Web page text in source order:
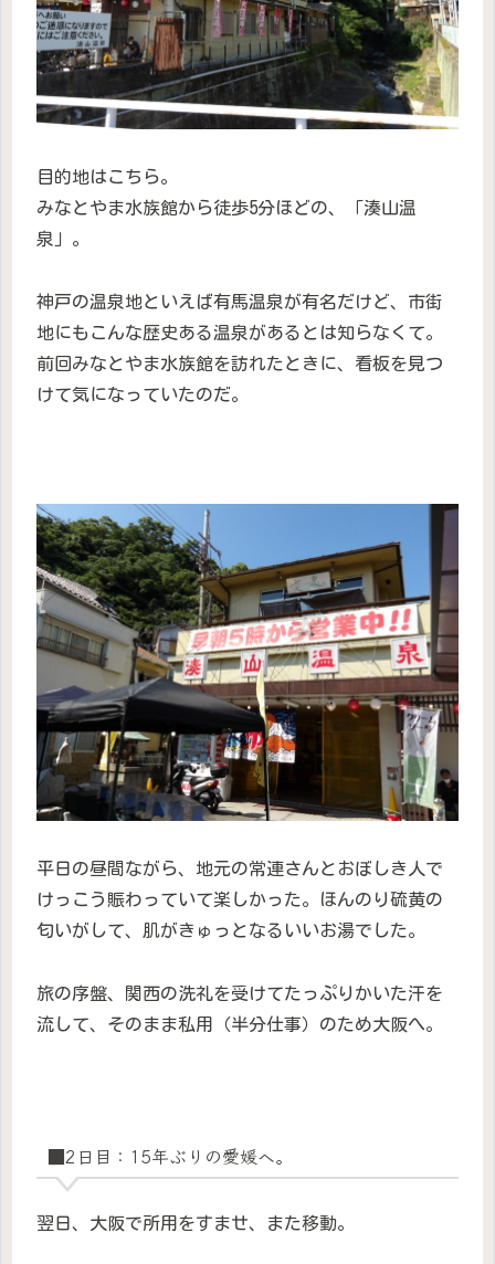
目的地はこちら。
みなとやま水族館から徒歩5分ほどの、「湊山温
泉」。
神戸の温泉地といえば有馬温泉が有名だけど、市街
地にもこんな歴史ある温泉があるとは知らなくて。
前回みなとやま水族館を訪れたときに、看板を見つ
けて気になっていたのだ。
平日の昼間ながら、地元の常連さんとおぼしき人で
けっこう賑わっていて楽しかった。ほんのり硫黄の
匂いがして、肌がきゅっとなるいいお湯でした。
旅の序盤、関西の洗礼を受けてたっぷりかいた汗を
流して、そのまま私用（半分仕事）のため大阪へ。
■2日目：15年ぶりの愛媛へ。
翌日、大阪で所用をすませ、また移動。